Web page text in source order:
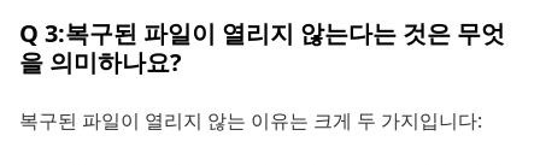
Q 3:복구된 파일이 열리지 않는다는 것은 무엇
을 의미하나요?
복구된 파일이 열리지 않는 이유는 크게 두 가지입니다: